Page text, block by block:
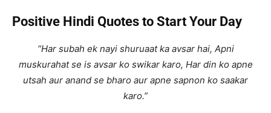
Positive Hindi Quotes to Start Your Day
“Har subah ek nayi shuruaat ka avsar hai, Apni
muskurahat se is avsar ko swikar karo, Har din ko apne
utsah aur anand se bharo aur apne sapnon ko saakar
karo.”